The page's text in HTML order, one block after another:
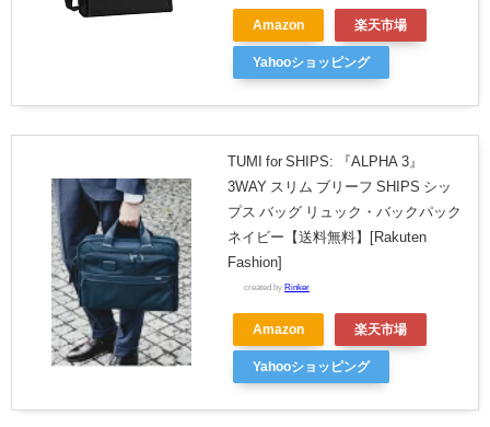
Amazon 楽天市場
Yahooショッピング
TUMI for SHIPS: 『ALPHA 3』
3WAY スリム ブリーフ SHIPS シッ
プス バッグ リュック・バックパック
ネイビー【送料無料】[Rakuten
Fashion]
created by Rinker
Amazon 楽天市場
Yahooショッピング